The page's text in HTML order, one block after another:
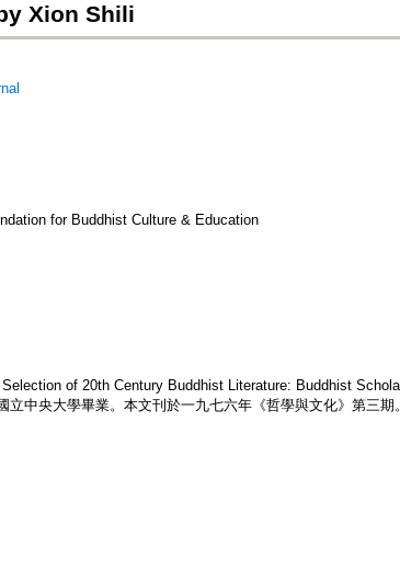
Xion Shili
for Buddhist Culture & Education
of 20th Century Buddhist Literature: Buddhist
中央大學畢業。本文刊於一九七六年《哲學與文化》第三期。